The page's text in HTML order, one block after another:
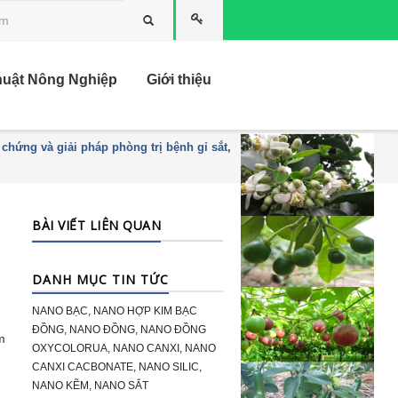
Tìm kiếm
Nông Nghiệp Giới thiệu
và giải pháp phòng trị bệnh gỉ sắt,
BÀI VIẾT LIÊN QUAN
DANH MỤC TIN TỨC
NANO BẠC, NANO HỢP KIM BẠC
ĐỒNG, NANO ĐỒNG, NANO ĐỒNG
OXYCOLORUA, NANO CANXI, NANO
CANXI CACBONATE, NANO SILIC,
NANO KẼM, NANO SẮT